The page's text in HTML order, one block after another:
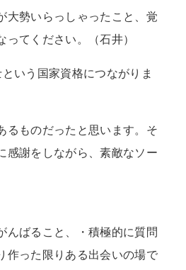
大勢いらっしゃったこと、覚
てください。（石井）
いう国家資格につながりま
るものだったと思います。そ
感謝をしながら、素敵なソー
んばること、・積極的に質問
作った限りある出会いの場で